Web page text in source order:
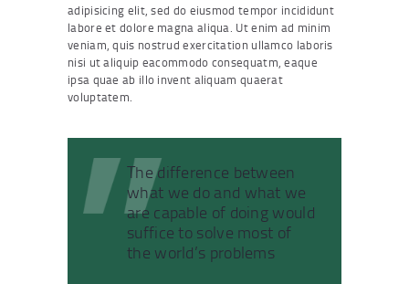
adipisicing elit, sed do eiusmod tempor incididunt
labore et dolore magna aliqua. Ut enim ad minim
veniam, quis nostrud exercitation ullamco laboris
nisi ut aliquip eacommodo consequatm, eaque
ipsa quae ab illo invent aliquam quaerat
voluptatem.
The difference between
what we do and what we
are capable of doing would
suffice to solve most of
the world’s problems